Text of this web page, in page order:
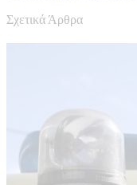
Σχετικά Άρθρα